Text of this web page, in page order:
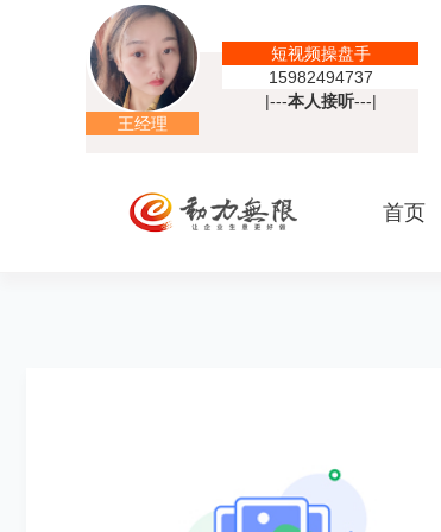
王经理
短视频操盘手
15982494737
|---本人接听---|
首页